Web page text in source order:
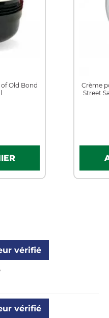
Old Bond
Crème
Street
vérifié
vérifié